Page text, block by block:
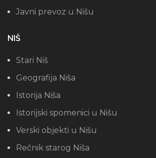
Javni prevoz u Nišu
NIŠ
Stari Niš
Geografija Niša
Istorija Niša
Istorijski spomenici u Nišu
Verski objekti u Nišu
Rečnik starog Niša